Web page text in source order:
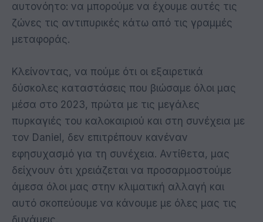
αυτονόητο: να μπορούμε να έχουμε αυτές τις
ζώνες τις αντιπυρικές κάτω από τις γραμμές
μεταφοράς.
Κλείνοντας, να πούμε ότι οι εξαιρετικά
δύσκολες καταστάσεις που βιώσαμε όλοι μας
μέσα στο 2023, πρώτα με τις μεγάλες
πυρκαγιές του καλοκαιριού και στη συνέχεια με
τον Daniel, δεν επιτρέπουν κανέναν
εφησυχασμό για τη συνέχεια. Αντίθετα, μας
δείχνουν ότι χρειάζεται να προσαρμοστούμε
άμεσα όλοι μας στην κλιματική αλλαγή και
αυτό σκοπεύουμε να κάνουμε με όλες μας τις
δυνάμεις.